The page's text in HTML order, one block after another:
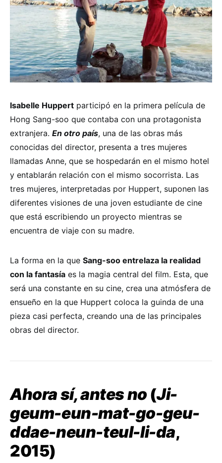
Isabelle Huppert participó en la primera película de
Hong Sang-soo que contaba con una protagonista
extranjera. En otro país, una de las obras más
conocidas del director, presenta a tres mujeres
llamadas Anne, que se hospedarán en el mismo hotel
y entablarán relación con el mismo socorrista. Las
tres mujeres, interpretadas por Huppert, suponen las
diferentes visiones de una joven estudiante de cine
que está escribiendo un proyecto mientras se
encuentra de viaje con su madre.
La forma en la que Sang-soo entrelaza la realidad
con la fantasía es la magia central del film. Esta, que
será una constante en su cine, crea una atmósfera de
ensueño en la que Huppert coloca la guinda de una
pieza casi perfecta, creando una de las principales
obras del director.
Ahora sí, antes no(Ji-
geum-eun-mat-go-geu-
ddae-neun-teul-li-da,
2015)